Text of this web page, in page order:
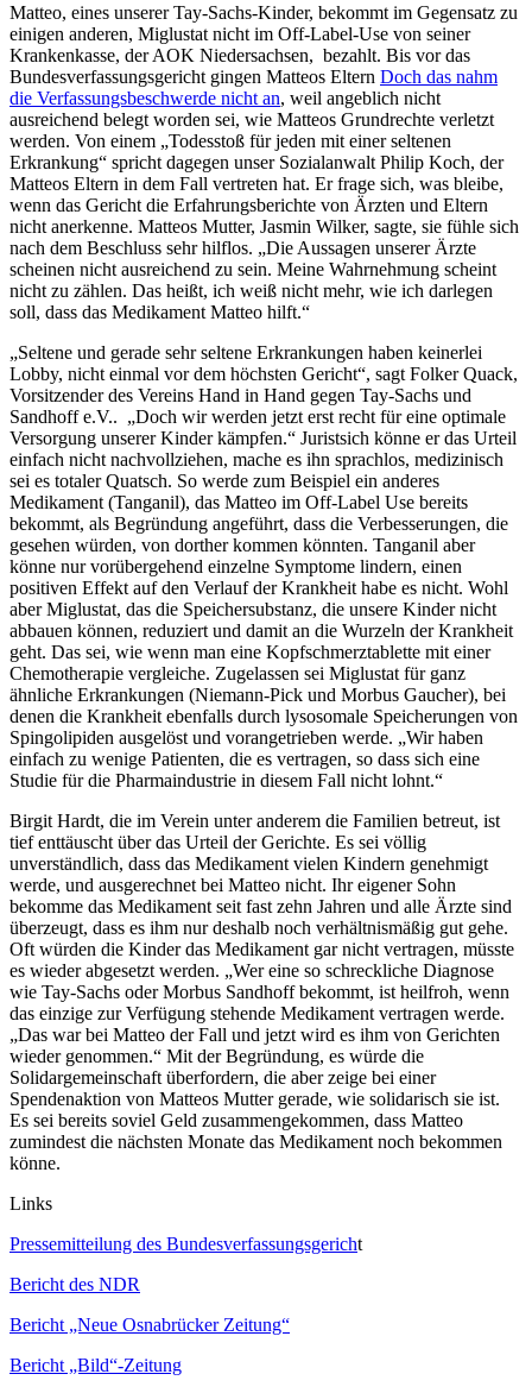
Matteo, eines unserer Tay-Sachs-Kinder, bekommt im Gegensatz zu
einigen anderen, Miglustat nicht im Off-Label-Use von seiner
Krankenkasse, der AOK Niedersachsen, bezahlt. Bis vor das
Bundesverfassungsgericht gingen Matteos Eltern Doch das nahm
die Verfassungsbeschwerde nicht an, weil angeblich nicht
ausreichend belegt worden sei, wie Matteos Grundrechte verletzt
werden. Von einem „Todesstoß für jeden mit einer seltenen
Erkrankung“ spricht dagegen unser Sozialanwalt Philip Koch, der
Matteos Eltern in dem Fall vertreten hat. Er frage sich, was bleibe,
wenn das Gericht die Erfahrungsberichte von Ärzten und Eltern
nicht anerkenne. Matteos Mutter, Jasmin Wilker, sagte, sie fühle sich
nach dem Beschluss sehr hilflos. „Die Aussagen unserer Ärzte
scheinen nicht ausreichend zu sein. Meine Wahrnehmung scheint
nicht zu zählen. Das heißt, ich weiß nicht mehr, wie ich darlegen
soll, dass das Medikament Matteo hilft.“
„Seltene und gerade sehr seltene Erkrankungen haben keinerlei
Lobby, nicht einmal vor dem höchsten Gericht“, sagt Folker Quack,
Vorsitzender des Vereins Hand in Hand gegen Tay-Sachs und
Sandhoff e.V.. „Doch wir werden jetzt erst recht für eine optimale
Versorgung unserer Kinder kämpfen.“ Juristsich könne er das Urteil
einfach nicht nachvollziehen, mache es ihn sprachlos, medizinisch
sei es totaler Quatsch. So werde zum Beispiel ein anderes
Medikament (Tanganil), das Matteo im Off-Label Use bereits
bekommt, als Begründung angeführt, dass die Verbesserungen, die
gesehen würden, von dorther kommen könnten. Tanganil aber
könne nur vorübergehend einzelne Symptome lindern, einen
positiven Effekt auf den Verlauf der Krankheit habe es nicht. Wohl
aber Miglustat, das die Speichersubstanz, die unsere Kinder nicht
abbauen können, reduziert und damit an die Wurzeln der Krankheit
geht. Das sei, wie wenn man eine Kopfschmerztablette mit einer
Chemotherapie vergleiche. Zugelassen sei Miglustat für ganz
ähnliche Erkrankungen (Niemann-Pick und Morbus Gaucher), bei
denen die Krankheit ebenfalls durch lysosomale Speicherungen von
Spingolipiden ausgelöst und vorangetrieben werde. „Wir haben
einfach zu wenige Patienten, die es vertragen, so dass sich eine
Studie für die Pharmaindustrie in diesem Fall nicht lohnt.“
Birgit Hardt, die im Verein unter anderem die Familien betreut, ist
tief enttäuscht über das Urteil der Gerichte. Es sei völlig
unverständlich, dass das Medikament vielen Kindern genehmigt
werde, und ausgerechnet bei Matteo nicht. Ihr eigener Sohn
bekomme das Medikament seit fast zehn Jahren und alle Ärzte sind
überzeugt, dass es ihm nur deshalb noch verhältnismäßig gut gehe.
Oft würden die Kinder das Medikament gar nicht vertragen, müsste
es wieder abgesetzt werden. „Wer eine so schreckliche Diagnose
wie Tay-Sachs oder Morbus Sandhoff bekommt, ist heilfroh, wenn
das einzige zur Verfügung stehende Medikament vertragen werde.
„Das war bei Matteo der Fall und jetzt wird es ihm von Gerichten
wieder genommen.“ Mit der Begründung, es würde die
Solidargemeinschaft überfordern, die aber zeige bei einer
Spendenaktion von Matteos Mutter gerade, wie solidarisch sie ist.
Es sei bereits soviel Geld zusammengekommen, dass Matteo
zumindest die nächsten Monate das Medikament noch bekommen
könne.
Links
Pressemitteilung des Bundesverfassungsgericht
Bericht des NDR
Bericht „Neue Osnabrücker Zeitung“
Bericht „Bild“-Zeitung